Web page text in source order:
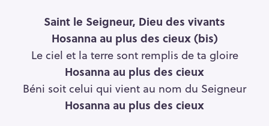
Saint le Seigneur, Dieu des vivants
Hosanna au plus des cieux (bis)
Le ciel et la terre sont remplis de ta gloire
Hosanna au plus des cieux
Béni soit celui qui vient au nom du Seigneur
Hosanna au plus des cieux